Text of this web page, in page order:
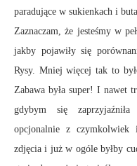
paradujące w sukienkach i
Zaznaczam, że jesteśmy w
jakby pojawiły się
Rysy. Mniej więcej tak to
Zabawa była super! I nawet
gdybym się
opcjonalnie z czymkolwiek
zdjęcia i już w ogóle byłby